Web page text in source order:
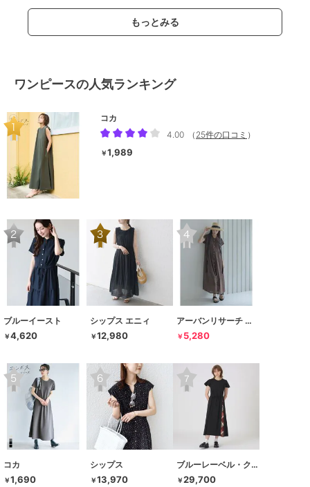
もっとみる
ワンピースの人気ランキング
コカ
4.00
（ 25件の口コミ ）
￥1,989
ブルーイースト
￥4,620
シップス エニィ
￥12,980
アーバンリサーチ サニーレーベル
￥ 5,280
コカ
￥1,690
シップス
￥13,970
ブルーレーベル・クレストブリッジ
￥29,700